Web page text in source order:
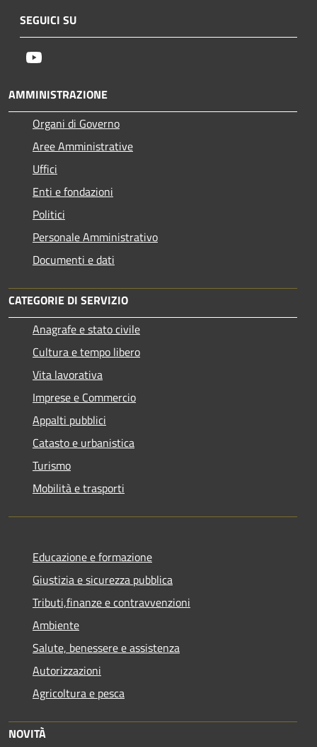
SEGUICI SU
AMMINISTRAZIONE
Organi di Governo
Aree Amministrative
Uffici
Enti e fondazioni
Politici
Personale Amministrativo
Documenti e dati
CATEGORIE DI SERVIZIO
Anagrafe e stato civile
Cultura e tempo libero
Vita lavorativa
Imprese e Commercio
Appalti pubblici
Catasto e urbanistica
Turismo
Mobilità e trasporti
Educazione e formazione
Giustizia e sicurezza pubblica
Tributi,finanze e contravvenzioni
Ambiente
Salute, benessere e assistenza
Autorizzazioni
Agricoltura e pesca
NOVITÀ